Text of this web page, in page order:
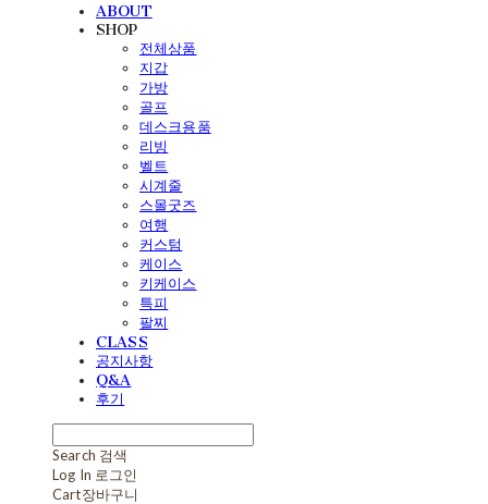
ABOUT
SHOP
전체상품
지갑
가방
골프
데스크용품
리빙
벨트
시계줄
스몰굿즈
여행
커스텀
케이스
키케이스
특피
팔찌
CLASS
공지사항
Q&A
후기
Search 검색
Log In 로그인
Cart장바구니